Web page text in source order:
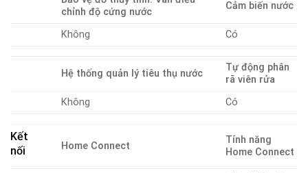
chỉnh độ cứng nước
Cảm biến nước
Không Có
Hệ thống quản lý tiêu thụ nước
Tự động phân
rã viên rửa
Không
Có
Kết
nối
Home Connect
Tính năng
Home Connect